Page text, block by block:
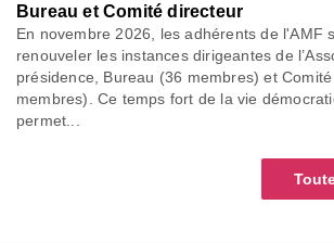
Bureau et Comité directeur
En novembre 2026, les adhérents de l'AMF
renouveler les instances dirigeantes de
présidence, Bureau (36 membres) et
membres). Ce temps fort de la vie
permet...